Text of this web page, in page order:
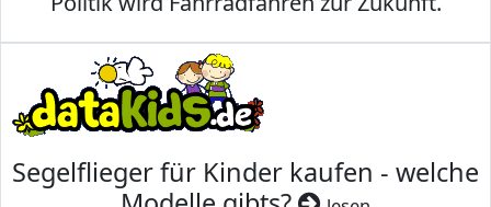
Segelflieger für Kinder kaufen - welche